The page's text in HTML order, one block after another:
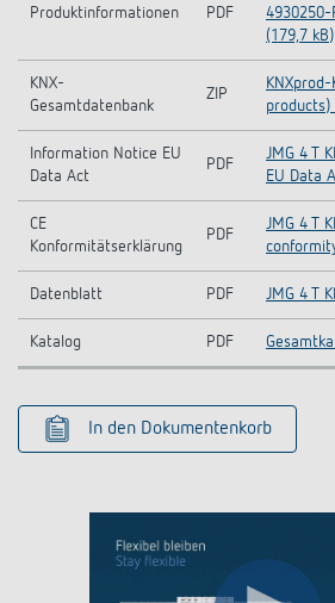
Produktinformationen PDF
(179,7 kB)
KNX-
Gesamtdatenbank
ZIP
KNXprod-
products)
Information Notice EU
Data Act
PDF
JMG 4 T
EU Data
CE
Konformitätserklärung
PDF
JMG 4 T
Datenblatt PDF JMG 4 T
Katalog PDF
In den Dokumentenkorb